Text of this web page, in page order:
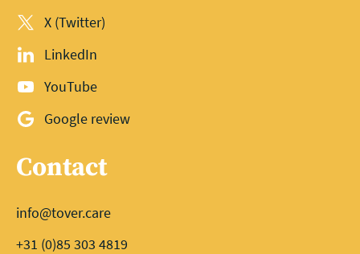
X (Twitter)
LinkedIn
YouTube
Google review
Contact
info@tover.care
+31 (0)85 303 4819